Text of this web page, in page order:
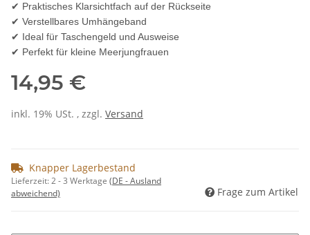
✔ Praktisches Klarsichtfach auf der Rückseite
✔ Verstellbares Umhängeband
✔ Ideal für Taschengeld und Ausweise
✔ Perfekt für kleine Meerjungfrauen
14,95 €
inkl. 19% USt. , zzgl. Versand
Knapper Lagerbestand
Lieferzeit:2 - 3 Werktage (DE - Ausland
abweichend)
Frage zum Artikel